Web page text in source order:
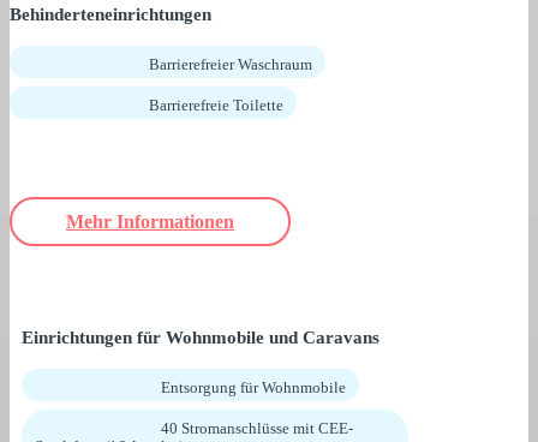
Behinderteneinrichtungen
Barrierefreier Waschraum
Barrierefreie Toilette
Mehr Informationen
Einrichtungen für Wohnmobile und Caravans
Entsorgung für Wohnmobile
40 Stromanschlüsse mit CEE-